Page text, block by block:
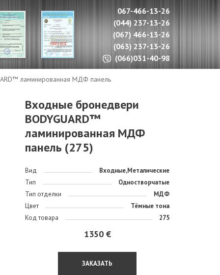
067-466-13-26
(044) 237-13-26
(067) 466-13-26
(063) 237-13-26
(066)031-40-98
ламинированная МДФ панель
Входные бронедвери
BODYGUARD™
ламинированная МДФ
панель (275)
Вид
Входные,Металические
Тип
Одностворчатые
Тип отделки
МДФ
Цвет
Тёмные тона
Код товара
275
1350 €
ЗАКАЗАТЬ